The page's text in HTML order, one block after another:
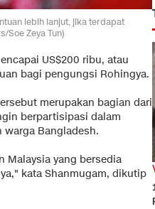
lebih lanjut, jika terdapat
Soe Zeya Tun)
US$200 ribu, atau
bagi pengungsi Rohingya.
merupakan bagian dari
berpartisipasi dalam
warga Bangladesh.
Malaysia yang bersedia
kata Shanmugam, dikutip